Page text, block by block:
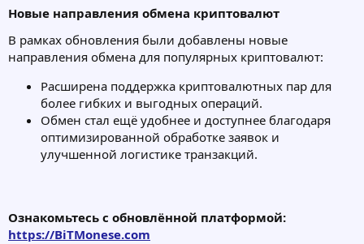
Новые направления обмена криптовалют
В рамках обновления были добавлены новые
направления обмена для популярных криптовалют:
Расширена поддержка криптовалютных пар для
более гибких и выгодных операций.
Обмен стал ещё удобнее и доступнее благодаря
оптимизированной обработке заявок и
улучшенной логистике транзакций.
Ознакомьтесь с обновлённой платформой:
https://BiTMonese.com